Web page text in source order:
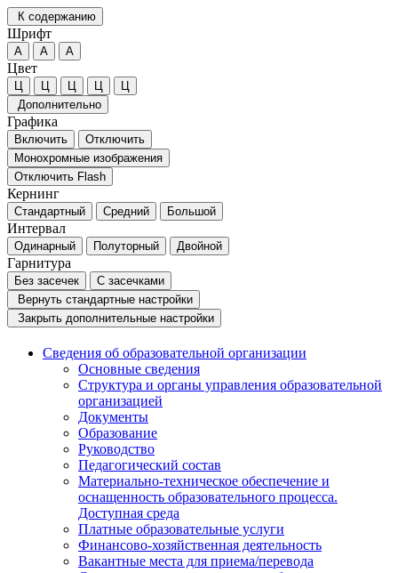
К содержанию
Шрифт
А А А
Цвет
Ц Ц Ц Ц
Ц
Дополнительно
Графика
Включить
Отключить
Монохромные изображения
Отключить Flash
Кернинг
Стандартный Средний Большой
Интервал
Одинарный Полуторный Двойной
Гарнитура
Без засечек
С засечками
Вернуть стандартные настройки
Закрыть дополнительные настройки
Сведения об образовательной организации
Основные сведения
Структура и органы управления образовательной
организацией
Документы
Образование
Руководство
Педагогический состав
Материально-техническое обеспечение и
оснащенность образовательного процесса.
Доступная среда
Платные образовательные услуги
Финансово-хозяйственная деятельность
Вакантные места для приема/перевода